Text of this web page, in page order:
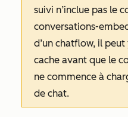
suivi n’inclue pas le
conversations-
d’un chatflow, il
cache avant que le
ne commence à
de chat.